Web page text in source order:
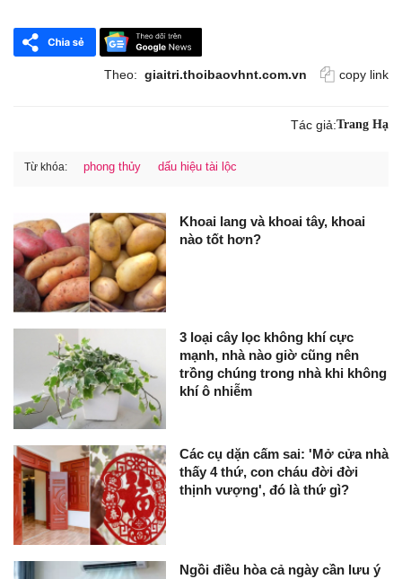
Theo: giaitri.thoibaovhnt.com.vn copy link
Tác giả:Trang Hạ
Từ khóa: phong thủy dấu hiệu tài lộc
Khoai lang và khoai tây, khoai
nào tốt hơn?
3 loại cây lọc không khí cực
mạnh, nhà nào giờ cũng nên
trồng chúng trong nhà khi không
khí ô nhiễm
Các cụ dặn cấm sai: 'Mở cửa nhà
thấy 4 thứ, con cháu đời đời
thịnh vượng', đó là thứ gì?
Ngồi điều hòa cả ngày cần lưu ý